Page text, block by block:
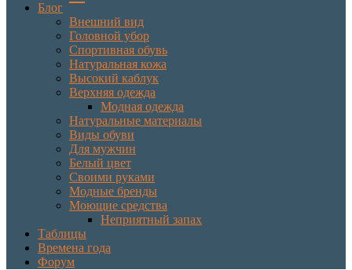
Блог
Внешний вид
Головной убор
Спортивная обувь
Натуральная кожа
Высокий каблук
Верхняя одежда
Модная одежда
Натуральные материалы
Виды обуви
Для мужчин
Белый цвет
Своими руками
Модные бренды
Моющие средства
Неприятный запах
Таблицы
Времена года
Форум